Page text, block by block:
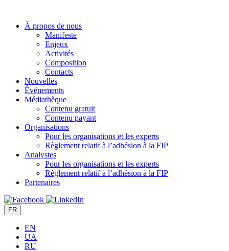
contenuÀ propos de nous
Manifeste
Enjeux
Activités
Composition
Contacts
Nouvelles
Événements
Médiathèque
Contenu gratuit
Contenu payant
Organisations
Pour les organisations et les experts
Règlement relatif à l’adhésion à la FIP
Analystes
Pour les organisations et les experts
Règlement relatif à l’adhésion à la FIP
Partenaires
FR
EN
UA
RU